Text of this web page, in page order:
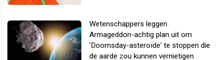
Wetenschappers leggen
Armageddon-achtig plan uit om
'Doomsday-asteroïde' te stoppen die
de aarde zou kunnen vernietigen